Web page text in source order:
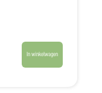
In winkelwagen